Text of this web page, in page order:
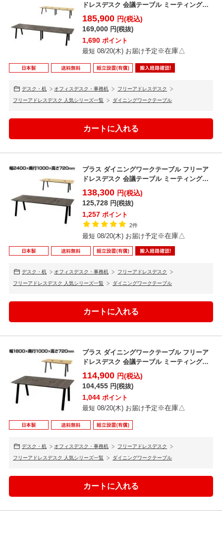
木の風合いを再現する凸凹加工仕上げ
傷のつきにくいメラミン化粧板に、天然木の触り心地を再現する凸凹
加工を施しています。
シャープな斜めカットエッジ仕上げ
シャープな斜めカットエッジ仕上げで強度とデザイン性を両立。
ドレスデスク 会議テーブル ミーティングテ
ーブル 配線収納...
185,900 円(税込)
169,000 円(税抜)
1,690 ポイント
最短 08/20(木) お届け予定 ※在庫△
デスク・机 オフィスデスク・事務机 フリーアドレスデスク
フリーアドレスデスク 人気シリーズ一覧 ダイニングワークテーブル
プラス ダイニングワークテーブル フリーア
ドレスデスク 会議テーブル ミーティングテ
ーブル 配線収納...
138,300 円(税込)
125,728 円(税抜)
1,257 ポイント
2件
最短 08/20(木) お届け予定 ※在庫△
デスク・机 オフィスデスク・事務机 フリーアドレスデスク
フリーアドレスデスク 人気シリーズ一覧 ダイニングワークテーブル
プラス ダイニングワークテーブル フリーア
ドレスデスク 会議テーブル ミーティングテ
ーブル 配線収納...
114,900 円(税込)
104,455 円(税抜)
1,044 ポイント
最短 08/20(木) お届け予定 ※在庫△
デスク・机 オフィスデスク・事務机 フリーアドレスデスク
フリーアドレスデスク 人気シリーズ一覧 ダイニングワークテーブル